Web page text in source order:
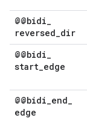
@@bidi_
reversed_dir
@@bidi_
start_edge
@@bidi_end_
edge